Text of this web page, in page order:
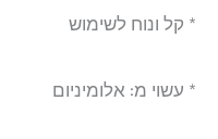
* קל ונוח לשימוש
* עשוי מ: אלומיניום